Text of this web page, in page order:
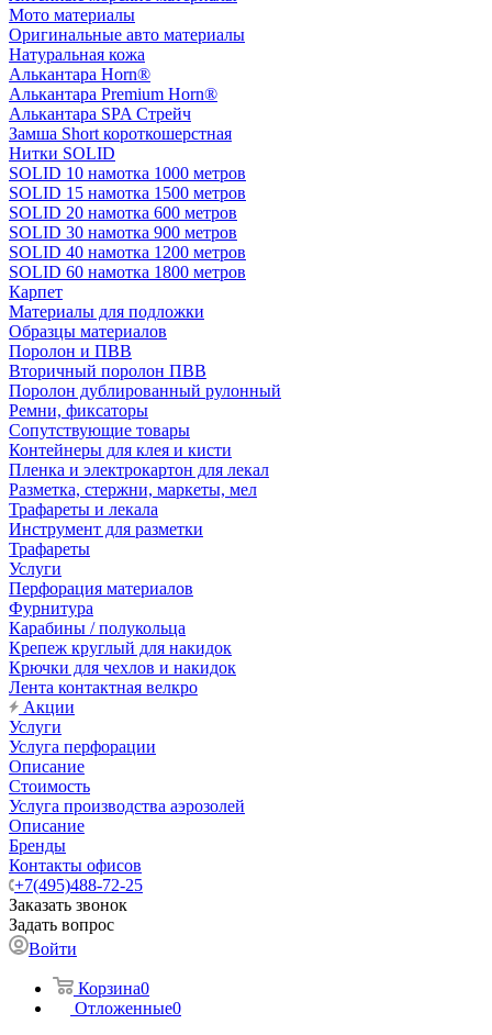
Мото материалы
Оригинальные авто материалы
Натуральная кожа
Алькантара Horn®
Алькантара Premium Horn®
Алькантара SPA Стрейч
Замша Short короткошерстная
Нитки SOLID
SOLID 10 намотка 1000 метров
SOLID 15 намотка 1500 метров
SOLID 20 намотка 600 метров
SOLID 30 намотка 900 метров
SOLID 40 намотка 1200 метров
SOLID 60 намотка 1800 метров
Карпет
Материалы для подложки
Образцы материалов
Поролон и ПВВ
Вторичный поролон ПВВ
Поролон дублированный рулонный
Ремни, фиксаторы
Сопутствующие товары
Контейнеры для клея и кисти
Пленка и электрокартон для лекал
Разметка, стержни, маркеты, мел
Трафареты и лекала
Инструмент для разметки
Трафареты
Услуги
Перфорация материалов
Фурнитура
Карабины / полукольца
Крепеж круглый для накидок
Крючки для чехлов и накидок
Лента контактная велкро
Акции
Услуги
Услуга перфорации
Описание
Стоимость
Услуга производства аэрозолей
Описание
Бренды
Контакты офисов
+7(495)488-72-25
Заказать звонок
Задать вопрос
Войти
Корзина0
Отложенные0